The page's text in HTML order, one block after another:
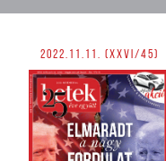
2022.11.11. (XXVI/45)